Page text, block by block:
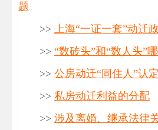
题
>> 上海“一证一套”动迁
>> “数砖头”和“数人头”
>> 公房动迁“同住人”认定
>> 私房动迁利益的分配
>> 涉及离婚、继承法律